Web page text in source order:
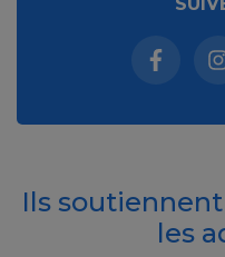
Ils
les